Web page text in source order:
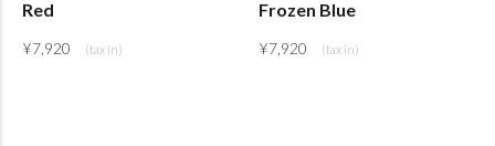
Red
¥7,920
Frozen Blue
¥7,920